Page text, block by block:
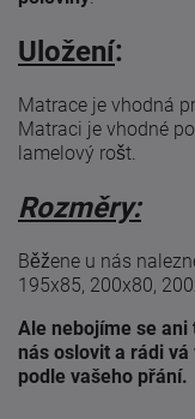
Uložení:
Matrace je vhodná
Matraci je vhodné
lamelový rošt.
Rozměry:
Běžene u nás
195x85, 200x80,
Ale nebojíme se
nás oslovit a rádi
podle vašeho přání.